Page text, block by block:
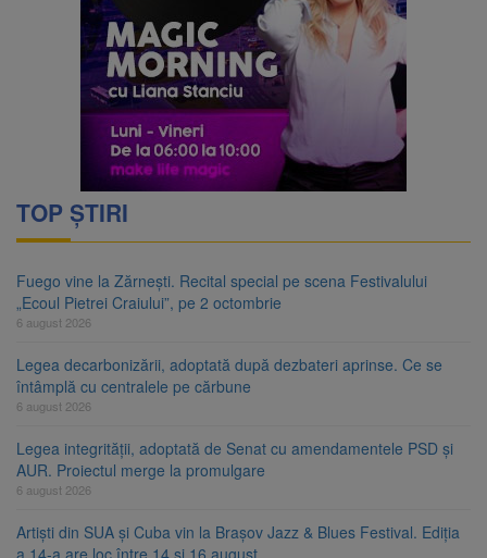
TOP ȘTIRI
Fuego vine la Zărnești. Recital special pe scena Festivalului
„Ecoul Pietrei Craiului”, pe 2 octombrie
6 august 2026
Legea decarbonizării, adoptată după dezbateri aprinse. Ce se
întâmplă cu centralele pe cărbune
6 august 2026
Legea integrității, adoptată de Senat cu amendamentele PSD și
AUR. Proiectul merge la promulgare
6 august 2026
Artiști din SUA și Cuba vin la Brașov Jazz & Blues Festival. Ediția